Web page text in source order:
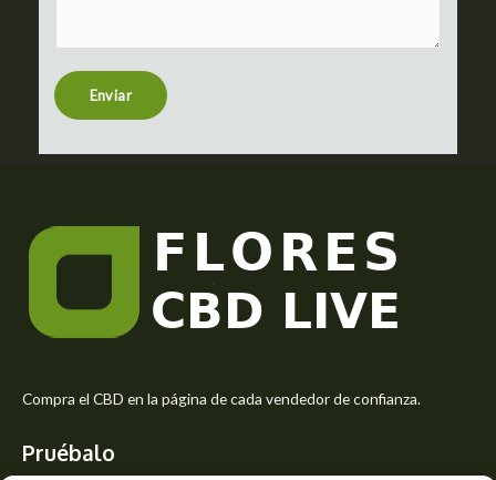
t
r
s
e
Enviar
Compra el CBD en la página de cada vendedor de confianza.
Pruébalo